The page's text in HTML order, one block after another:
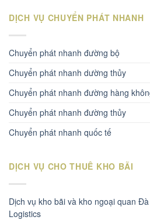
DỊCH VỤ CHUYỂN PHÁT NHANH
Chuyển phát nhanh đường bộ
Chuyển phát nhanh dường thủy
Chuyển phát nhanh đường hàng
Chuyển phát nhanh đường thủy
Chuyển phát nhanh quốc tế
DỊCH VỤ CHO THUÊ KHO BÃI
Dịch vụ kho bãi và kho ngoại quan
Logistics